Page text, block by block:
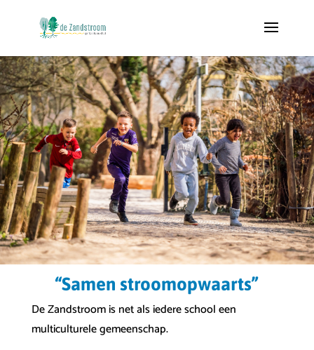
“Samen stroomopwaarts”
De Zandstroom is net als iedere school een
multiculturele gemeenschap.